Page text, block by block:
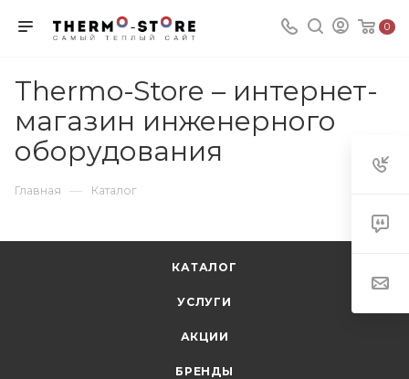
0
Thermo-Store – интернет-
магазин инженерного
оборудования
Главная — Каталог
КАТАЛОГ
УСЛУГИ
АКЦИИ
БРЕНДЫ